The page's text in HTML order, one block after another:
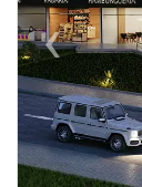
‹Previous